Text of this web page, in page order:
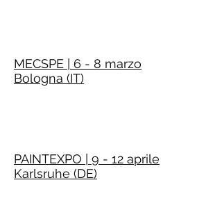
MECSPE | 6 - 8 marzo
Bologna (IT)
PAINTEXPO | 9 - 12 aprile
Karlsruhe (DE)